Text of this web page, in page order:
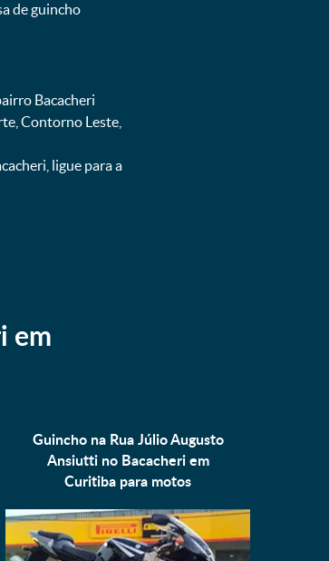
de guincho
Bacacheri
Contorno Leste,
ligue para a
em
Guincho na Rua Júlio Augusto
Ansiutti no Bacacheri em
Curitiba para motos